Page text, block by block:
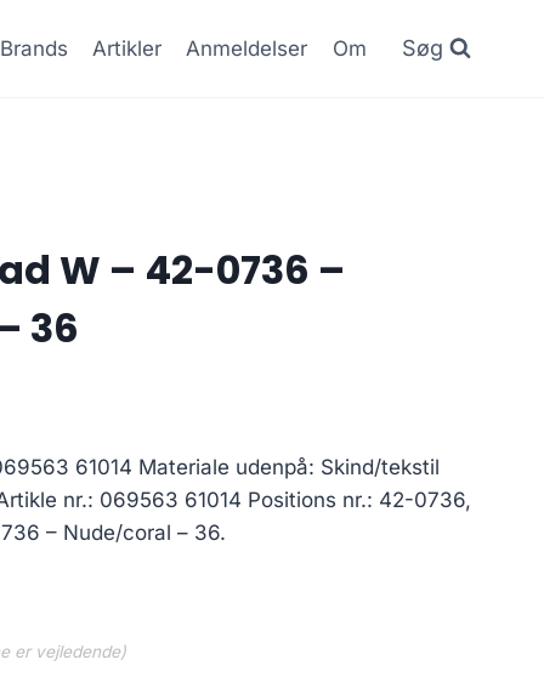
Brands Artikler Anmeldelser Om Søg
W – 42-0736 –
36
61014 Materiale udenpå: Skind/tekstil
nr.: 069563 61014 Positions nr.: 42-0736,
– Nude/coral – 36.
er vejledende)